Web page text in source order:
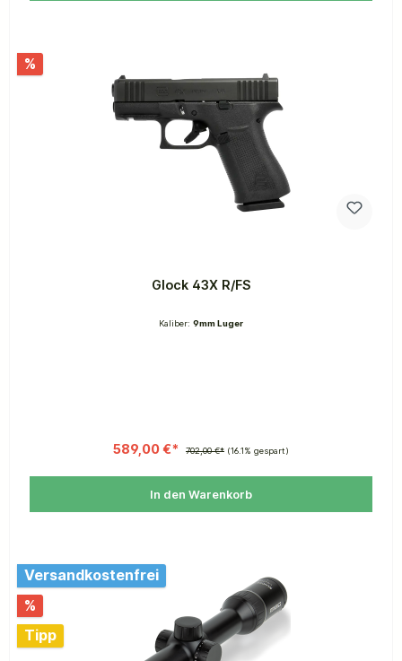
%
Glock 43X R/FS
Kaliber: 9mm Luger
589,00 €* 702,00 €* (16.1% gespart)
In den Warenkorb
Versandkostenfrei
%
Tipp